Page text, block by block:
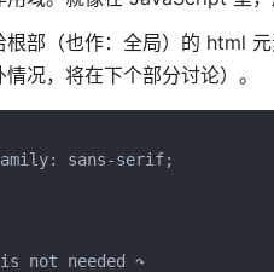
根部（也作：全局）的 html
情况，将在下个部分讨论）。
sans-serif;
not needed ↷